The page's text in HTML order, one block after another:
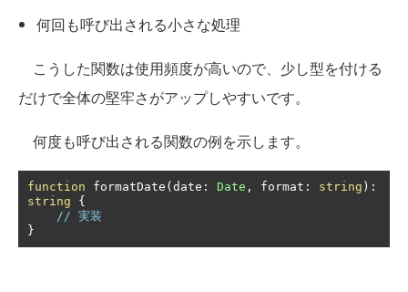
何回も呼び出される小さな処理
こうした関数は使用頻度が高いので、少し型を付ける
だけで全体の堅牢さがアップしやすいです。
何度も呼び出される関数の例を示します。
function formatDate ( date : Date , format : string ):
string
{
// 実装
}